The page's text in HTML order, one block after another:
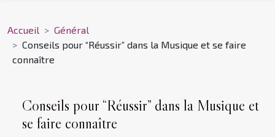
Accueil
Général
Conseils pour “Réussir” dans la Musique et se faire
connaître
Conseils pour “Réussir” dans la Musique et
se faire connaître